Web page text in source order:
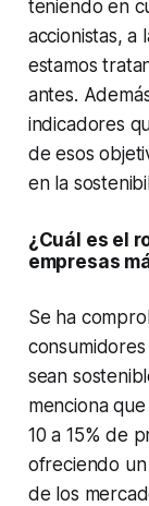
teniendo en
accionistas, a
estamos
antes.
indicadores
de esos
en la
¿Cuál es el
empresas
Se ha
sean
menciona
10 a 15% de
ofreciendo
de los